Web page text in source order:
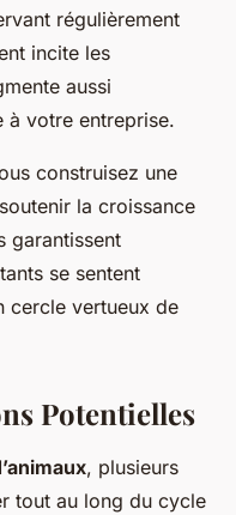
régulièrement
incite les
aussi
à votre entreprise.
construisez une
la croissance
garantissent
se sentent
cercle vertueux de
Potentielles
, plusieurs
tout au long du cycle